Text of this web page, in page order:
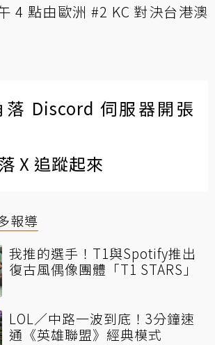
4 點由歐洲 #2 KC 對決台港澳
Discord 伺服器開張
X 追蹤起來
報導
我推的選手！T1與Spotify推出
復古風偶像團體「T1 STARS」
LOL／中路一波到底！3分鐘速
通《英雄聯盟》經典模式